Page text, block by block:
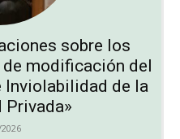
sobre los
modificación del
Inviolabilidad de la
Privada»